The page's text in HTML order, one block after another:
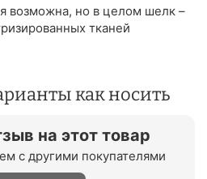
возможна, но в целом шелк –
тканей
как носить
на этот товар
с другими покупателями